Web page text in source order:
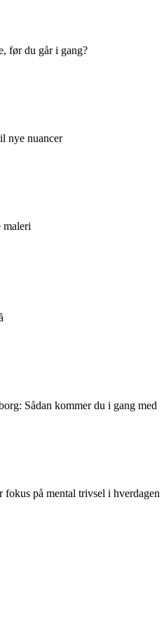
før du går i gang?
nye nuancer
maleri
Sådan kommer du i gang med
på mental trivsel i hverdagen